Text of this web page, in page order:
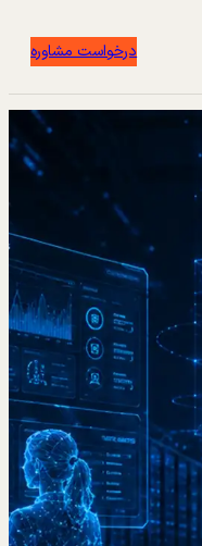
درخواست مشاوره